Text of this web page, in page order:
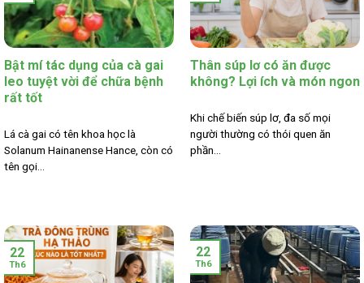
Bật mí tác dụng của cà gai
leo tuyệt vời để chữa bệnh
rất tốt
Lá cà gai có tên khoa học là
Solanum Hainanense Hance, còn có
tên gọi...
Thân súp lơ có ăn được
không? Lợi ích và món ngon
Khi chế biến súp lơ, đa số mọi
người thường có thói quen ăn
phần...
22
Th6
22
Th6